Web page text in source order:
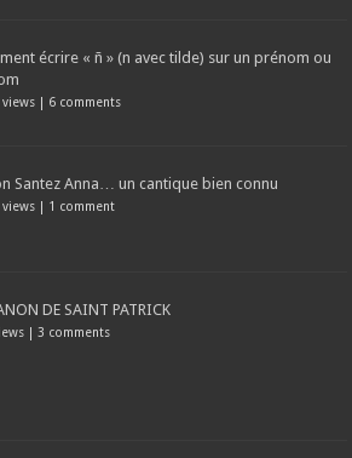
écrire « ñ » (n avec tilde) sur un prénom ou
views | 6 comments
Santez Anna… un cantique bien connu
views | 1 comment
DE SAINT PATRICK
| 3 comments